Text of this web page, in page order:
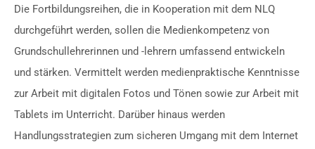
Die Fortbildungsreihen, die in Kooperation mit dem NLQ
durchgeführt werden, sollen die Medienkompetenz von
Grundschullehrerinnen und -lehrern umfassend entwickeln
und stärken. Vermittelt werden medienpraktische Kenntnisse
zur Arbeit mit digitalen Fotos und Tönen sowie zur Arbeit mit
Tablets im Unterricht. Darüber hinaus werden
Handlungsstrategien zum sicheren Umgang mit dem Internet